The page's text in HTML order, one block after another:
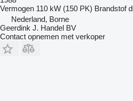
Vermogen 110 kW (150 PK) Brandstof
Nederland, Borne
Geerdink J. Handel BV
Contact opnemen met verkoper